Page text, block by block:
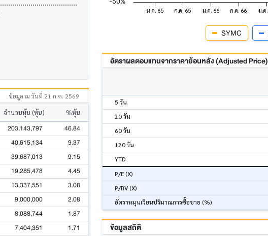
ข้อมูล ณ วันที่ 21 ก.ค. 2569
จำนวนหุ้น (หุ้น) %หุ้น
203,143,797 46.84
40,615,134 9.37
39,687,013 9.15
19,285,478 4.45
13,337,551 3.08
9,000,000 2.08
8,088,744 1.87
7,404,351 1.71
SYMC
อัตราผลตอบแทนจากราคาย้อนหลัง (Adjusted Price)
5 วัน
20 วัน
60 วัน
120 วัน
YTD
P/E (X)
P/BV (X)
อัตราหมุนเวียนปริมาณการซื้อขาย (%)
ข้อมูลสถิติ